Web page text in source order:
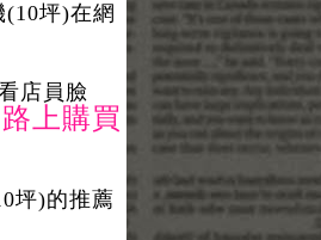
坪)在網
店員臉
上購買
坪)的推薦